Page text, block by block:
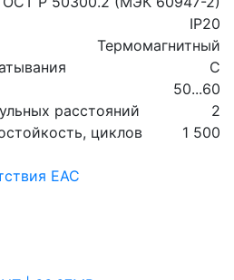
IP20
Термомагнитный
C
50...60
расстояний
2
циклов
1 500
ЕАС